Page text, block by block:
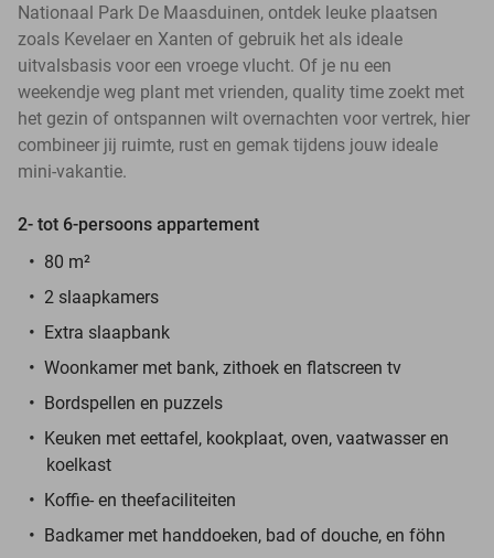
Nationaal Park De Maasduinen, ontdek leuke plaatsen
zoals Kevelaer en Xanten of gebruik het als ideale
uitvalsbasis voor een vroege vlucht. Of je nu een
weekendje weg plant met vrienden, quality time zoekt met
het gezin of ontspannen wilt overnachten voor vertrek, hier
combineer jij ruimte, rust en gemak tijdens jouw ideale
mini-vakantie.
2- tot 6-persoons appartement
80 m²
2 slaapkamers
Extra slaapbank
Woonkamer met bank, zithoek en flatscreen tv
Bordspellen en puzzels
Keuken met eettafel, kookplaat, oven, vaatwasser en
koelkast
Koffie- en theefaciliteiten
Badkamer met handdoeken, bad of douche, en föhn